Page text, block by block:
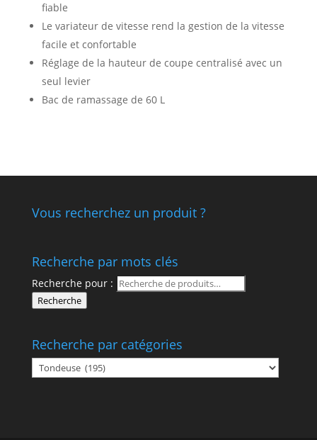
fiable
Le variateur de vitesse rend la gestion de la vitesse
facile et confortable
Réglage de la hauteur de coupe centralisé avec un
seul levier
Bac de ramassage de 60 L
Vous recherchez un produit ?
Recherche par mots clés
Recherche pour :
Recherche
Recherche par catégories